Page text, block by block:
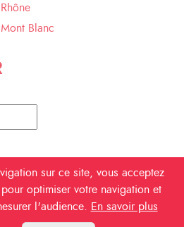
Blanc
sur ce site, vous acceptez
optimiser votre navigation et
l'audience.
En savoir plus